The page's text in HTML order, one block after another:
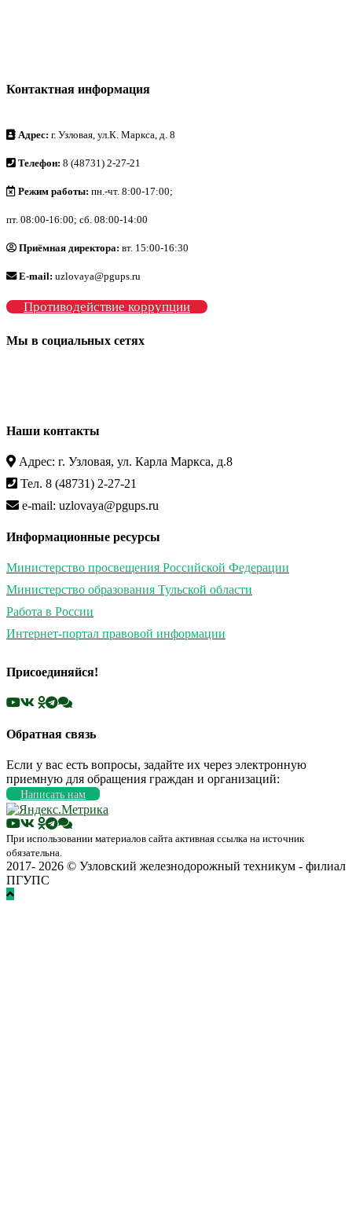
Контактная информация
Адрес: г. Узловая, ул.К. Маркса, д. 8
Телефон: 8 (48731) 2-27-21
Режим работы: пн.-чт. 8:00-17:00;
пт. 08:00-16:00; сб. 08:00-14:00
Приёмная директора: вт. 15:00-16:30
E-mail: uzlovaya@pgups.ru
Противодействие коррупции
Мы в социальных сетях
Наши контакты
Адрес: г. Узловая, ул. Карла Маркса, д.8
Тел. 8 (48731) 2-27-21
e-mail: uzlovaya@pgups.ru
Информационные ресурсы
Министерство просвещения Российской Федерации
Министерство образования Тульской области
Работа в России
Интернет-портал правовой информации
Присоединяйся!
Обратная связь
Если у вас есть вопросы, задайте их через электронную
приемную для обращения граждан и организаций:
Написать нам
При использовании материалов сайта активная ссылка на источник
обязательна.
2017- 2026 © Узловский железнодорожный техникум - филиал
ПГУПС